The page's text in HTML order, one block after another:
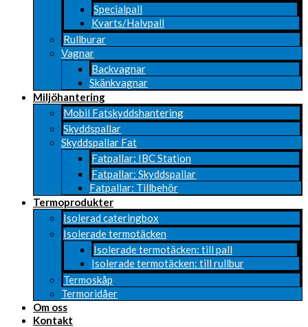
Specialpall
Kvarts/Halvpall
Rullburar
Vagnar
Backvagnar
Skänkvagnar
Miljöhantering
Mobil Fatskyddshantering
Skyddspallar
Skyddspallar Fat
Fatpallar: IBC Station
Fatpallar: Skyddspallar
Fatpallar: Tillbehör
Termoprodukter
Isolerad cateringbox
Isolerade termotäcken
Isolerade termotäcken: till pall
Isolerade termotäcken: till rullbur
Termoskåp
Termoridåer
Om oss
Kontakt